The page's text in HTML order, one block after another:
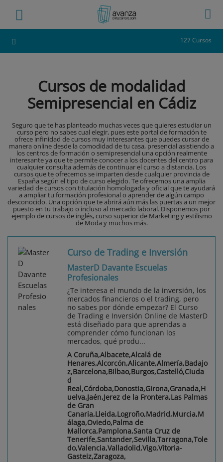
127 Cursos
Cursos de modalidad
Semipresencial en Cádiz
Seguro que te has planteado muchas veces que quieres estudiar un
curso pero no sabes cual elegir, pues este portal de formación te
ofrece infinidad de cursos muy interesantes que puedes cursar de
manera online desde la comodidad de tu casa, presencial asistiendo a
los centros de formación o semipresencial una opción realmente
interesante ya que te permite conocer a los docentes del centro para
cualquier consulta además de continuar el curso a distancia. Los
cursos que te ofrecemos se imparten desde cualquier provincia de
España según el tipo de curso elegido. Te ofrecemos una amplia
variedad de cursos con titulación homologada y oficial que te ayudará
a ampliar tu formación profesional o aprender de algún campo
desconocido. Una opción que te abrirá aún más las puertas a un mejor
puesto en tu trabajo o incluso al mercado laboral. Disponemos por
ejemplo de cursos de inglés, curso superior de Marketing y estilismo
de Moda y muchos más.
Curso de Trading e Inversión
MasterD Davante Escuelas
Profesionales
¿Te interesa el mundo de la inversión, los
mercados financieros o el trading, pero
no sabes por dónde empezar? El Curso
de Trading e Inversión Online de MasterD
está diseñado para que aprendas a
comprender cómo funcionan los
mercados, qué produ...
A Coruña,Albacete,Alcalá de
Henares,Alcorcón,Alicante,Almería,Badajo
z,Barcelona,Bilbao,Burgos,Castelló,Ciuda
d
Real,Córdoba,Donostia,Girona,Granada,H
uelva,Jaén,Jerez de la Frontera,Las Palmas
de Gran
Canaria,Lleida,Logroño,Madrid,Murcia,M
álaga,Oviedo,Palma de
Mallorca,Pamplona,Santa Cruz de
Tenerife,Santander,Sevilla,Tarragona,Tole
do,Valencia,Valladolid,Vigo,Vitoria-
Gasteiz,Zaragoza,